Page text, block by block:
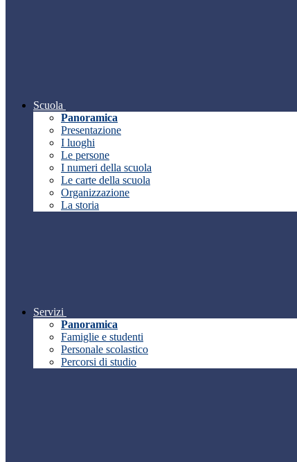
Scuola
Panoramica
Presentazione
I luoghi
Le persone
I numeri della scuola
Le carte della scuola
Organizzazione
La storia
Servizi
Panoramica
Famiglie e studenti
Personale scolastico
Percorsi di studio